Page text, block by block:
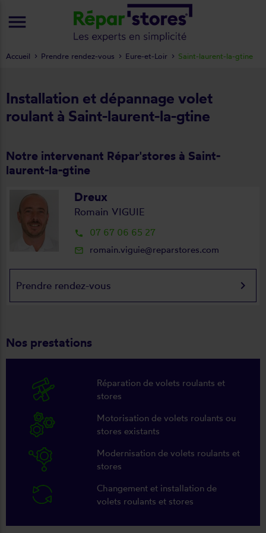
Installation et dépannage volet
roulant à Saint-laurent-la-gtine
Notre intervenant Répar'stores à Saint-
laurent-la-gtine
Dreux
Romain VIGUIE
local_phone 07 67 06 65 27
mail_outline romain.viguie@reparstores.com
Prendre rendez-vous keyboard_arrow_right
Nos prestations
Réparation de volets roulants et
stores
Motorisation de volets roulants ou
stores existants
Modernisation de volets roulants et
stores
Changement et installation de
volets roulants et stores
Accueil Prendre rendez-vous Eure-et-Loir Saint-laurent-la-gtine
menu